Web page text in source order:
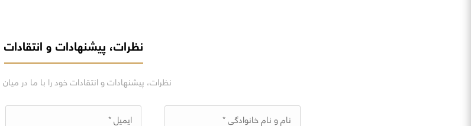
نظرات، پیشنهادات و انتقادات
نظرات، پیشنهادات و انتقادات خود را با ما در میان